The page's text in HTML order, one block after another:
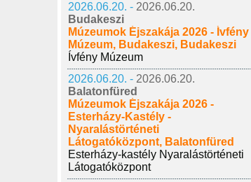
2026.06.20. - 2026.06.20.
Budakeszi
Múzeumok Éjszakája 2026 - Ívfény
Múzeum, Budakeszi, Budakeszi
Ívfény Múzeum
2026.06.20. - 2026.06.20.
Balatonfüred
Múzeumok Éjszakája 2026 -
Esterházy-Kastély -
Nyaralástörténeti
Látogatóközpont, Balatonfüred
Esterházy-kastély Nyaralástörténeti
Látogatóközpont